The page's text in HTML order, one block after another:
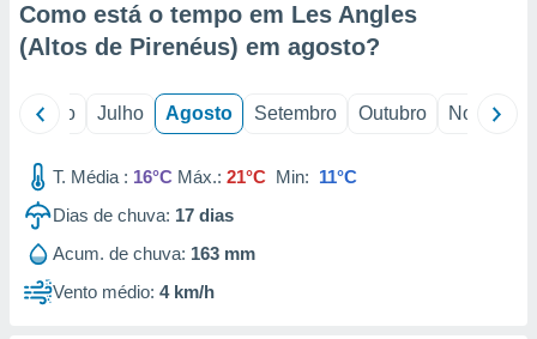
Como está o tempo em Les Angles
(Altos de Pirenéus) em agosto?
Junho Julho Agosto Setembro Outubro Novembro
T. Média : 16°C Máx.: 21°C Min: 11°C
Dias de chuva: 17 dias
Acum. de chuva: 163 mm
Vento médio: 4 km/h